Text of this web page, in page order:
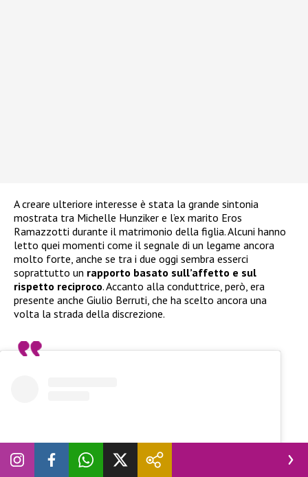
A creare ulteriore interesse è stata la grande sintonia
mostrata tra Michelle Hunziker e l’ex marito Eros
Ramazzotti durante il matrimonio della figlia. Alcuni hanno
letto quei momenti come il segnale di un legame ancora
molto forte, anche se tra i due oggi sembra esserci
soprattutto un rapporto basato sull’affetto e sul
rispetto reciproco. Accanto alla conduttrice, però, era
presente anche Giulio Berruti, che ha scelto ancora una
volta la strada della discrezione.